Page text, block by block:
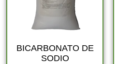
BICARBONATO DE
SODIO